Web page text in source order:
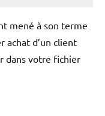
mené à son terme
achat d’un client
dans votre fichier